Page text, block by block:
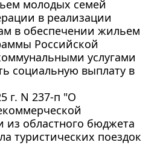
молодых семей
в реализации
в обеспечении жильем
Российской
услугами
социальную выплату в
г. N 237-п "О
из областного бюджета
туристических поездок